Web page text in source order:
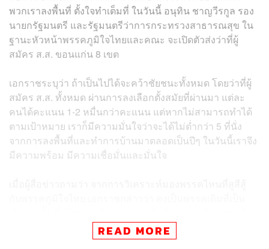
พวกเราลงพื้นที่ ตั้งใจทำเต็มที่ ในวันนี้ อนุทิน ชาญวีรกูล รอง
นายกรัฐมนตรี และรัฐมนตรีว่าการกระทรวงสาธารณสุข ใน
ฐานะหัวหน้าพรรคภูมิใจไทยและคณะ จะเปิดตัวส่งว่าที่ผู้
สมัคร ส.ส. ขอนแก่น 8 เขต
เอกราชระบุว่า ถ้าเป็นไปได้จะคว้าชัยชนะทั้งหมด โดยว่าที่ผู้
สมัคร ส.ส. ทั้งหมด ผ่านการลงเลือกตั้งสมัยที่ผ่านมา แต่ละ
คนได้คะแนน 1-2 หมื่นกว่าคะแนน แต่หากไม่สามารถทำได้
ตามเป้าหมาย เราก็มีความมั่นใจว่าจะได้ไม่ต่ำกว่า 5 ที่นั่ง
จากการลงพื้นที่และทำการบ้านมาตลอดเป็นปีๆ ในวันนี้เราจึง
มีความพร้อม มีความเชื่อมั่นและมั่นใจ
กับตัวเราเอง ในการอาสาทำงานเพื่อสังคม เพื่อส่วนรวม และ
เพื่อพัฒนาพื้นที่จังหวัดขอนแก่น
READ MORE